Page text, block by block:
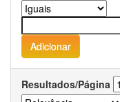
Resultados/Página